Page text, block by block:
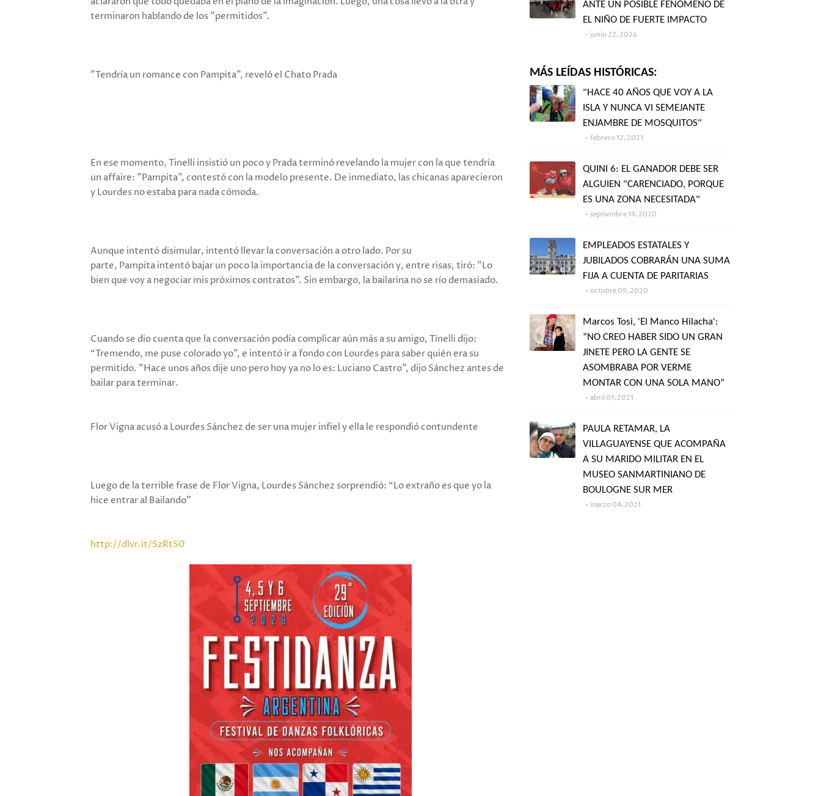
terminaron hablando de los "permitidos".
"Tendría un romance con Pampita", reveló el Chato Prada
En ese momento, Tinelli insistió un poco y Prada terminó revelando la mujer con la que tendría
un affaire: "Pampita", contestó con la modelo presente. De inmediato, las chicanas aparecieron
y Lourdes no estaba para nada cómoda.
Aunque intentó disimular, intentó llevar la conversación a otro lado. Por su
parte, Pampita intentó bajar un poco la importancia de la conversación y, entre risas, tiró: "Lo
bien que voy a negociar mis próximos contratos". Sin embargo, la bailarina no se río demasiado.
Cuando se dio cuenta que la conversación podía complicar aún más a su amigo, Tinelli dijo:
“Tremendo, me puse colorado yo", e intentó ir a fondo con Lourdes para saber quién era su
permitido. "Hace unos años dije uno pero hoy ya no lo es: Luciano Castro", dijo Sánchez antes de
bailar para terminar.
Flor Vigna acusó a Lourdes Sánchez de ser una mujer infiel y ella le respondió contundente
Luego de la terrible frase de Flor Vigna, Lourdes Sánchez sorprendió: “Lo extraño es que yo la
hice entrar al Bailando”
http://dlvr.it/SzRtS0
ANTE UN POSIBLE FENÓMENO DE
EL NIÑO DE FUERTE IMPACTO
junio 22, 2026
MÁS LEÍDAS HISTÓRICAS:
"HACE 40 AÑOS QUE VOY A LA
ISLA Y NUNCA VI SEMEJANTE
ENJAMBRE DE MOSQUITOS"
febrero 12, 2021
QUINI 6: EL GANADOR DEBE SER
ALGUIEN "CARENCIADO, PORQUE
ES UNA ZONA NECESITADA"
septiembre 14, 2020
EMPLEADOS ESTATALES Y
JUBILADOS COBRARÁN UNA SUMA
FIJA A CUENTA DE PARITARIAS
octubre 09, 2020
Marcos Tosi, 'El Manco Hilacha':
“NO CREO HABER SIDO UN GRAN
JINETE PERO LA GENTE SE
ASOMBRABA POR VERME
MONTAR CON UNA SOLA MANO”
abril 01, 2021
PAULA RETAMAR, LA
VILLAGUAYENSE QUE ACOMPAÑA
A SU MARIDO MILITAR EN EL
MUSEO SANMARTINIANO DE
BOULOGNE SUR MER
marzo 04, 2021